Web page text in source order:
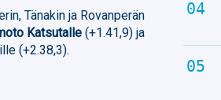
Tänakin ja Rovanperän
Katsutalle (+1.41,9) ja
(+2.38,3).